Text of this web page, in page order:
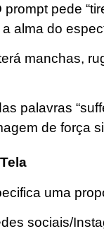
prompt pede
alma do
manchas,
palavras
de força
uma
sociais/